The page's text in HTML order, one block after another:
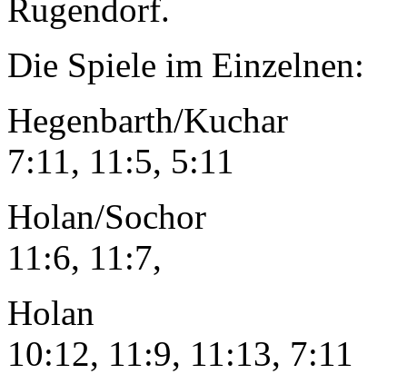
Rugendorf.
Die Spiele im Einzelnen:
Hegenbarth/
7:11, 11:5, 5:11
Holan/Sochor –
11:6, 11:7,
Holan
10:12, 11:9, 11:13, 7:11